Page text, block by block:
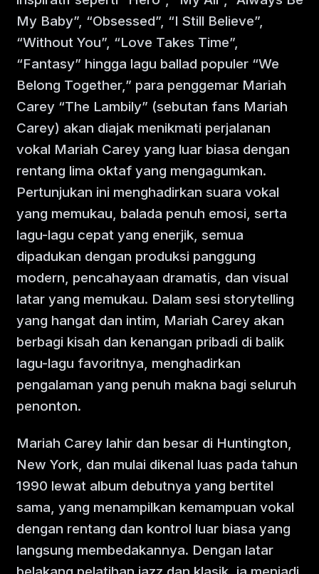
My Baby”, “Obsessed”, “I Still Believe”,
“Without You”, “Love Takes Time”,
“Fantasy” hingga lagu ballad populer “We
Belong Together,” para penggemar Mariah
Carey “The Lambily” (sebutan fans Mariah
Carey) akan diajak menikmati perjalanan
vokal Mariah Carey yang luar biasa dengan
rentang lima oktaf yang mengagumkan.
Pertunjukan ini menghadirkan suara vokal
yang memukau, balada penuh emosi, serta
lagu-lagu cepat yang enerjik, semua
dipadukan dengan produksi panggung
modern, pencahayaan dramatis, dan visual
latar yang memukau. Dalam sesi storytelling
yang hangat dan intim, Mariah Carey akan
berbagi kisah dan kenangan pribadi di balik
lagu-lagu favoritnya, menghadirkan
pengalaman yang penuh makna bagi seluruh
penonton.
Mariah Carey lahir dan besar di Huntington,
New York, dan mulai dikenal luas pada tahun
1990 lewat album debutnya yang bertitel
sama, yang menampilkan kemampuan vokal
dengan rentang dan kontrol luar biasa yang
langsung membedakannya. Dengan latar